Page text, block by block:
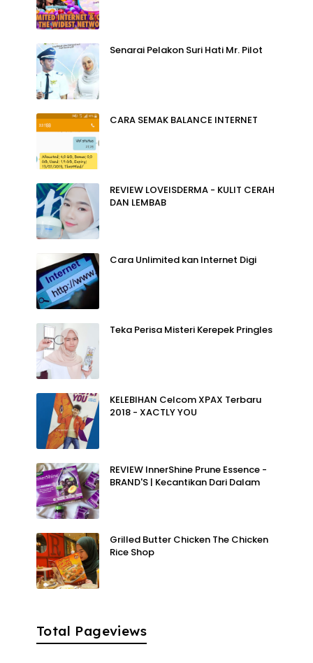
Senarai Pelakon Suri Hati Mr. Pilot
CARA SEMAK BALANCE INTERNET
REVIEW LOVEISDERMA - KULIT CERAH
DAN LEMBAB
Cara Unlimited kan Internet Digi
Teka Perisa Misteri Kerepek Pringles
KELEBIHAN Celcom XPAX Terbaru
2018 - XACTLY YOU
REVIEW InnerShine Prune Essence -
BRAND'S | Kecantikan Dari Dalam
Grilled Butter Chicken The Chicken
Rice Shop
Total Pageviews